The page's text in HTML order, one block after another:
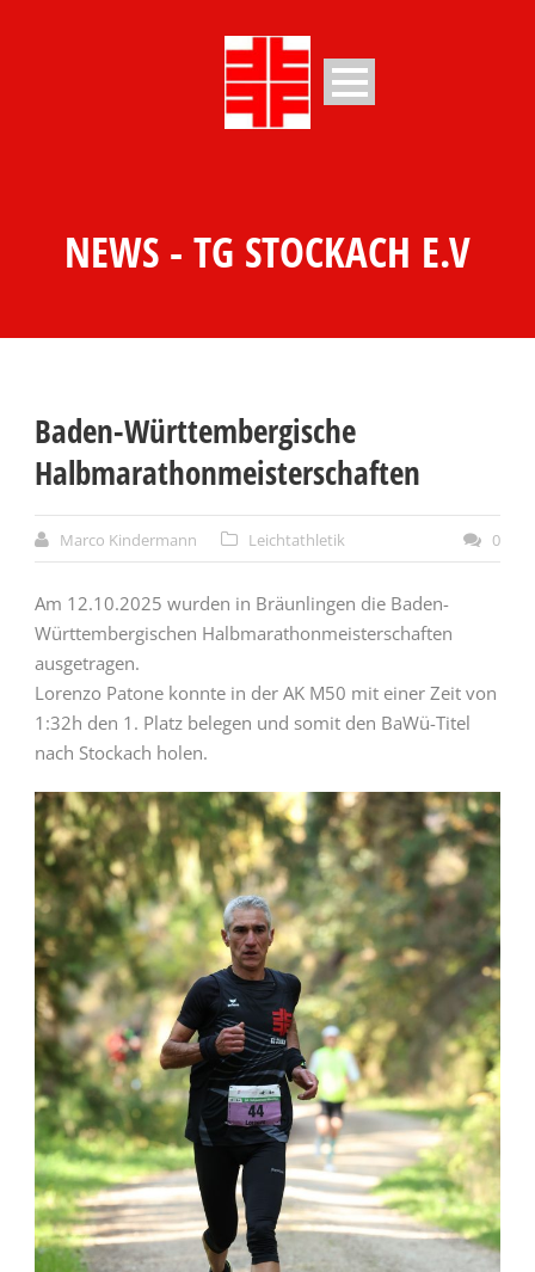
NEWS - TG STOCKACH E.V
Baden-Württembergische
Halbmarathonmeisterschaften
Marco Kindermann Leichtathletik 0
Am 12.10.2025 wurden in Bräunlingen die Baden-
Württembergischen Halbmarathonmeisterschaften
ausgetragen.
Lorenzo Patone konnte in der AK M50 mit einer Zeit von
1:32h den 1. Platz belegen und somit den BaWü-Titel
nach Stockach holen.